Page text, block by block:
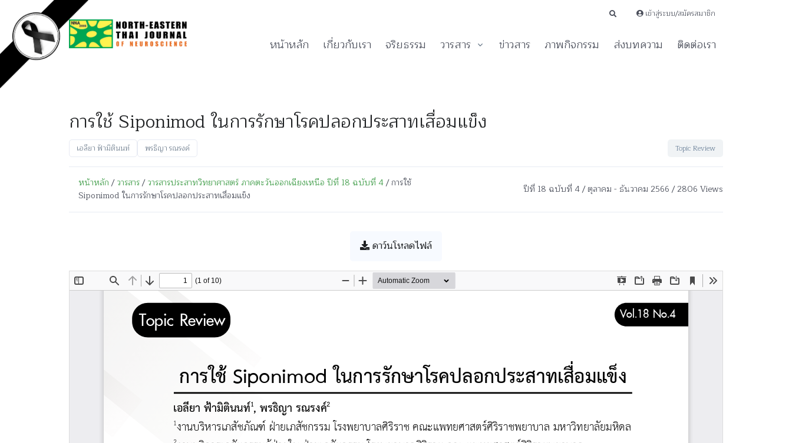
เข้าสู่ระบบ/สมัครสมาชิก
หน้าหลัก เกี่ยวกับเรา จริยธรรม วารสาร ข่าวสาร ภาพกิจกรรม ส่งบทความ ติดต่อเรา
การใช้ Siponimod ในการรักษาโรคปลอกประสาทเสื่อมแข็ง
เอลียา ฟ้ามิตินนท์ พรธิญา รณรงค์ Topic Review
หน้าหลัก/วารสาร/วารสารประสาทวิทยาศาสตร์ ภาคตะวันออกเฉียงเหนือ ปีที่ 18 ฉบับที่ 4/ การใช้
Siponimod ในการรักษาโรคปลอกประสาทเสื่อมแข็ง
ปีที่ 18 ฉบับที่ 4 / ตุลาคม - ธันวาคม 2566 / 2806 Views
ดาว์นโหลดไฟล์